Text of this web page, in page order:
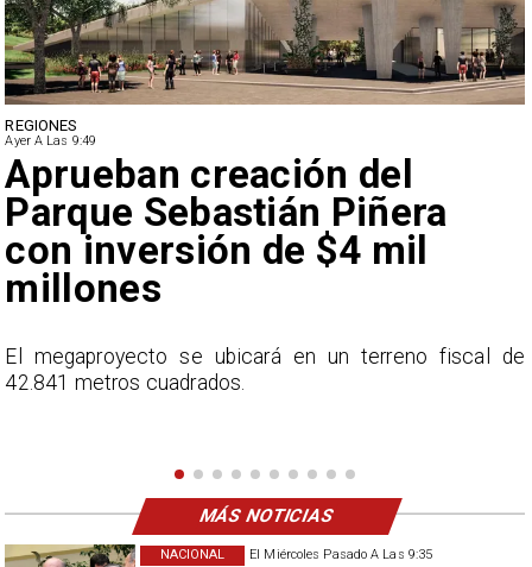
El Miércoles Pasado A Las 9:35
NACIONAL
DEPORTES
Ayer A Las 9:49
Claudio Bravo baja la
euforia sobre fichaje de
Vozinha
En el programa ESPN F90 Chile, Claudio Bravo ofrece
una visión más moderada sobre las expectativas del
MÁS NOTICIAS